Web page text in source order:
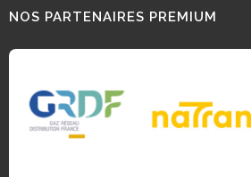
NOS PARTENAIRES PREMIUM